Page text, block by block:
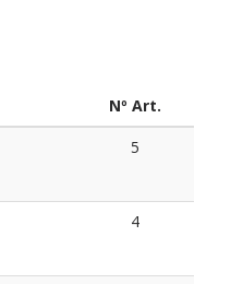
Nº Art.
5
4